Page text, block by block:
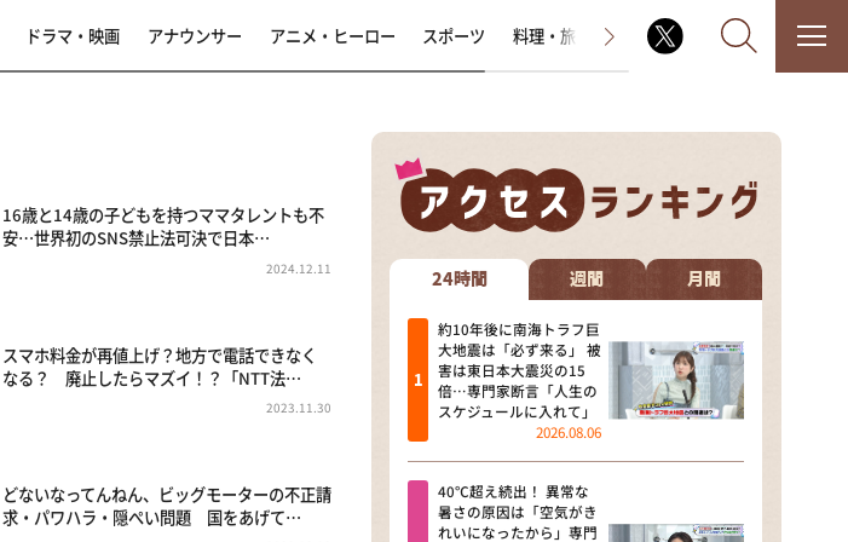
なるみ・岡村の過ぎるTV
相席食堂
これ余談なんですけど・・・
～人生密着トークバラエティ！
～ やすとものいたって真剣です
探偵！ナイトスクープ
news おかえり
ドラマ・映画 アナウンサー アニメ・ヒーロー スポーツ 料理・旅 ラジオ番組 その他
16歳と14歳の子どもを持つママタレントも不
安…世界初のSNS禁止法可決で日本…
2024.12.11
スマホ料金が再値上げ？地方で電話できなく
なる？ 廃止したらマズイ！？「NTT法…
2023.11.30
どないなってんねん、ビッグモーターの不正請
求・パワハラ・隠ぺい問題 国をあげて…
24時間 週間 月間
約10年後に南海トラフ巨
大地震は「必ず来る」 被
害は東日本大震災の15
倍…専門家断言「人生の
スケジュールに入れて」
2026.08.06
40℃超え続出！ 異常な
暑さの原因は「空気がき
れいになったから」専門